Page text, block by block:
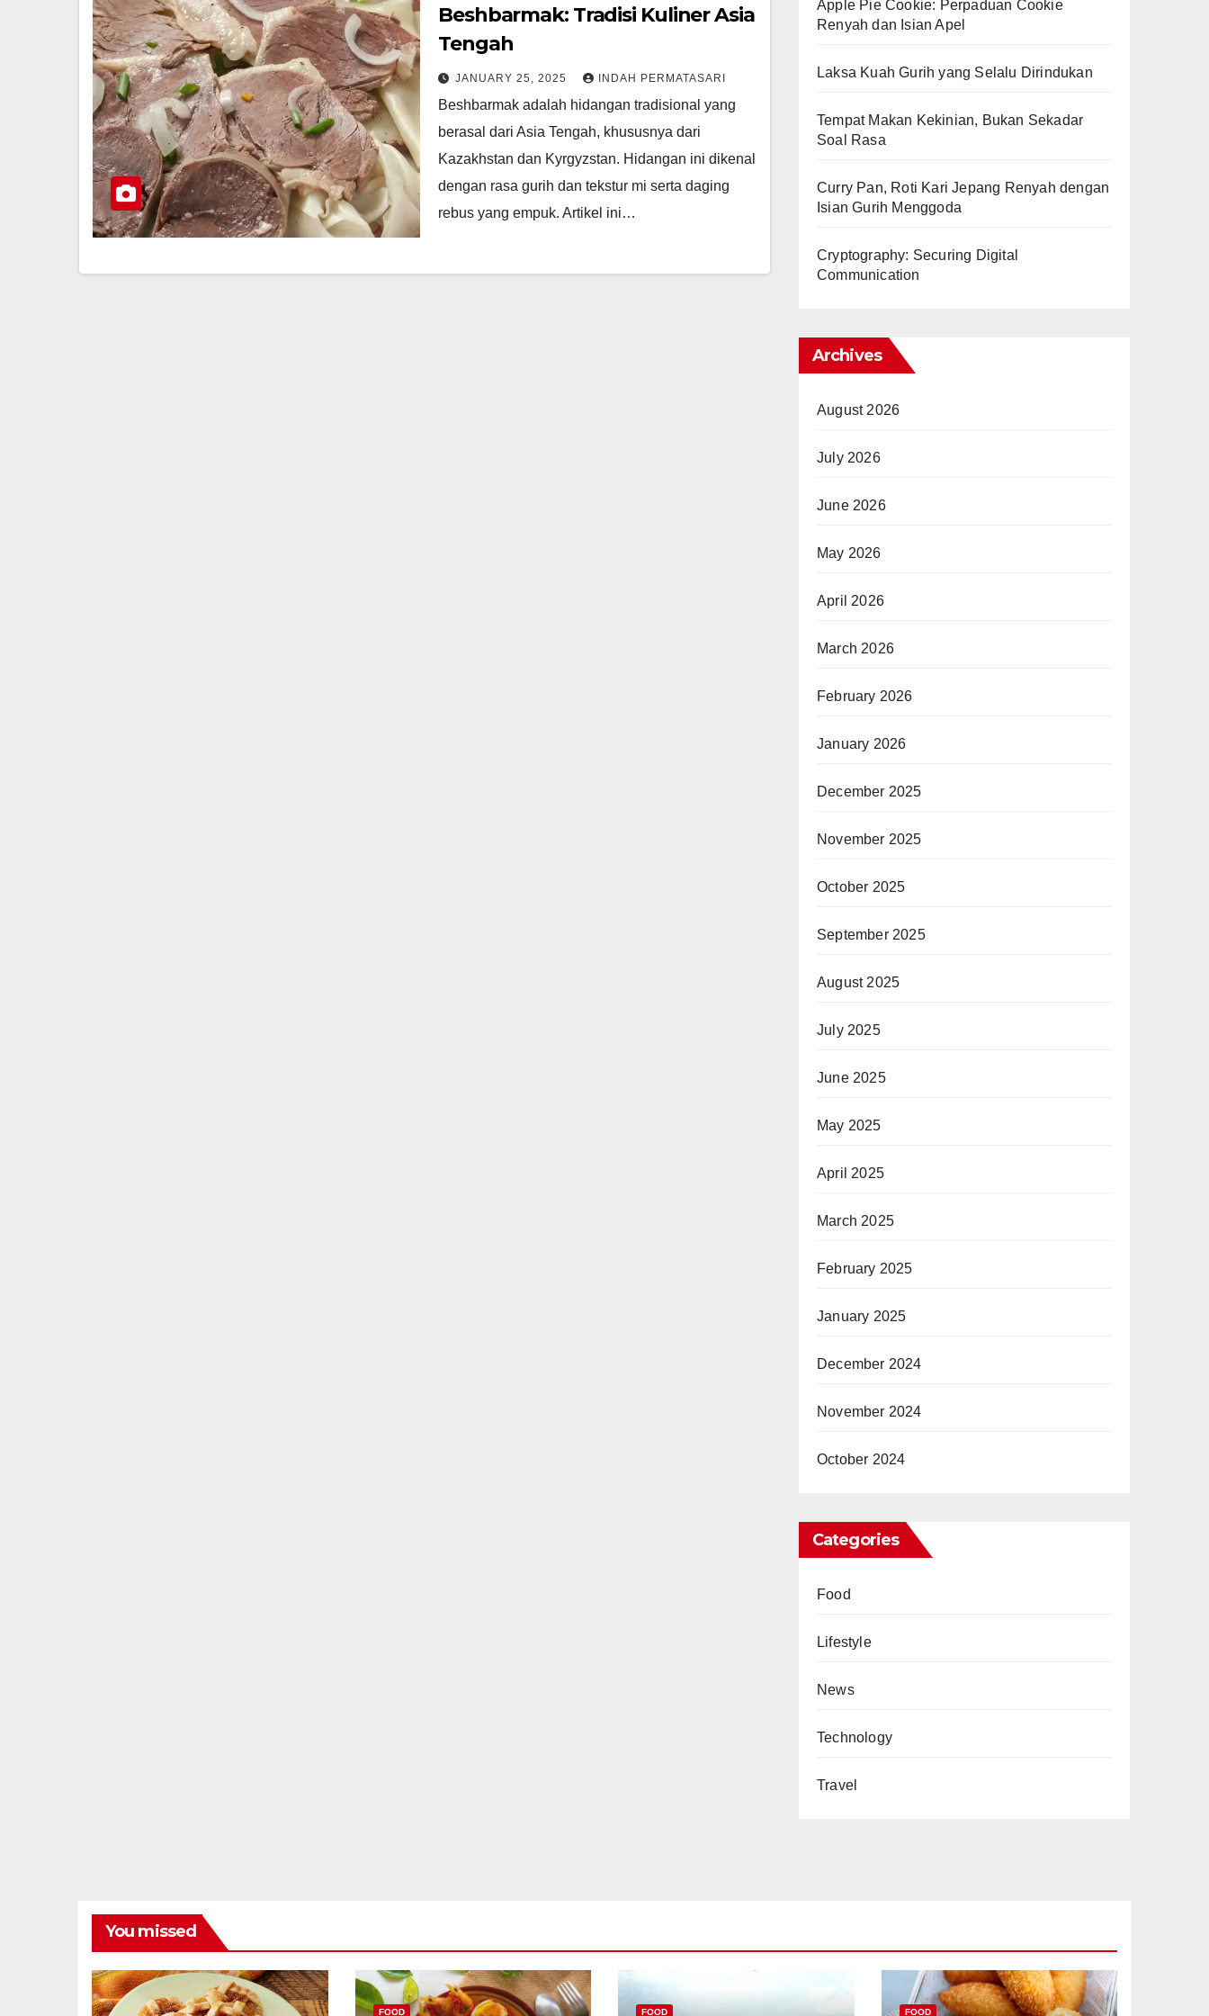
Beshbarmak: Tradisi Kuliner Asia
Tengah
JANUARY 25, 2025 INDAH PERMATASARI
Beshbarmak adalah hidangan tradisional yang
berasal dari Asia Tengah, khususnya dari
Kazakhstan dan Kyrgyzstan. Hidangan ini dikenal
dengan rasa gurih dan tekstur mi serta daging
rebus yang empuk. Artikel ini…
Apple Pie Cookie: Perpaduan Cookie
Renyah dan Isian Apel
Laksa Kuah Gurih yang Selalu Dirindukan
Tempat Makan Kekinian, Bukan Sekadar
Soal Rasa
Curry Pan, Roti Kari Jepang Renyah dengan
Isian Gurih Menggoda
Cryptography: Securing Digital
Communication
Archives
August 2026
July 2026
June 2026
May 2026
April 2026
March 2026
February 2026
January 2026
December 2025
November 2025
October 2025
September 2025
August 2025
July 2025
June 2025
May 2025
April 2025
March 2025
February 2025
January 2025
December 2024
November 2024
October 2024
Categories
Food
Lifestyle
News
Technology
Travel
You missed
FOOD FOOD FOOD